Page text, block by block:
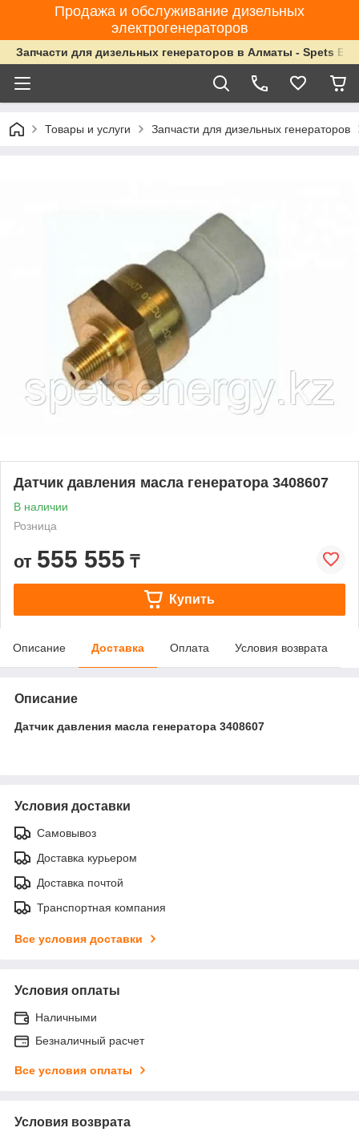
Продажа и обслуживание дизельных
электрогенераторов
Запчасти для дизельных генераторов в Алматы - Spets
Товары и услуги Запчасти для дизельных генераторов
Датчик давления масла генератора 3408607
В наличии
Розница
от 555 555 ₸
Купить
Описание Доставка Оплата Условия возврата
Описание
Датчик давления масла генератора 3408607
Условия доставки
Самовывоз
Доставка курьером
Доставка почтой
Транспортная компания
Все условия доставки
Условия оплаты
Наличными
Безналичный расчет
Все условия оплаты
Условия возврата